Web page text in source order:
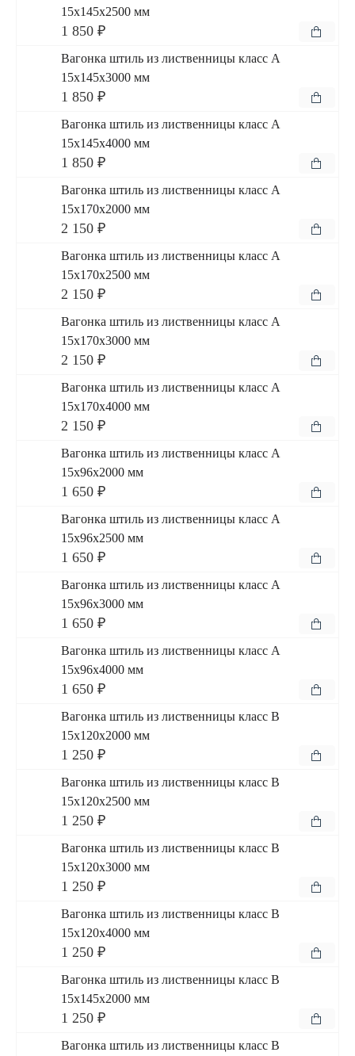
15x145x2500 мм
1 850 ₽
Вагонка штиль из лиственницы класс А
15x145x3000 мм
1 850 ₽
Вагонка штиль из лиственницы класс А
15x145x4000 мм
1 850 ₽
Вагонка штиль из лиственницы класс А
15x170x2000 мм
2 150 ₽
Вагонка штиль из лиственницы класс А
15x170x2500 мм
2 150 ₽
Вагонка штиль из лиственницы класс А
15x170x3000 мм
2 150 ₽
Вагонка штиль из лиственницы класс А
15x170x4000 мм
2 150 ₽
Вагонка штиль из лиственницы класс А
15x96x2000 мм
1 650 ₽
Вагонка штиль из лиственницы класс А
15x96x2500 мм
1 650 ₽
Вагонка штиль из лиственницы класс А
15x96x3000 мм
1 650 ₽
Вагонка штиль из лиственницы класс А
15x96x4000 мм
1 650 ₽
Вагонка штиль из лиственницы класс В
15x120x2000 мм
1 250 ₽
Вагонка штиль из лиственницы класс В
15x120x2500 мм
1 250 ₽
Вагонка штиль из лиственницы класс В
15x120x3000 мм
1 250 ₽
Вагонка штиль из лиственницы класс В
15x120x4000 мм
1 250 ₽
Вагонка штиль из лиственницы класс В
15x145x2000 мм
1 250 ₽
Вагонка штиль из лиственницы класс В